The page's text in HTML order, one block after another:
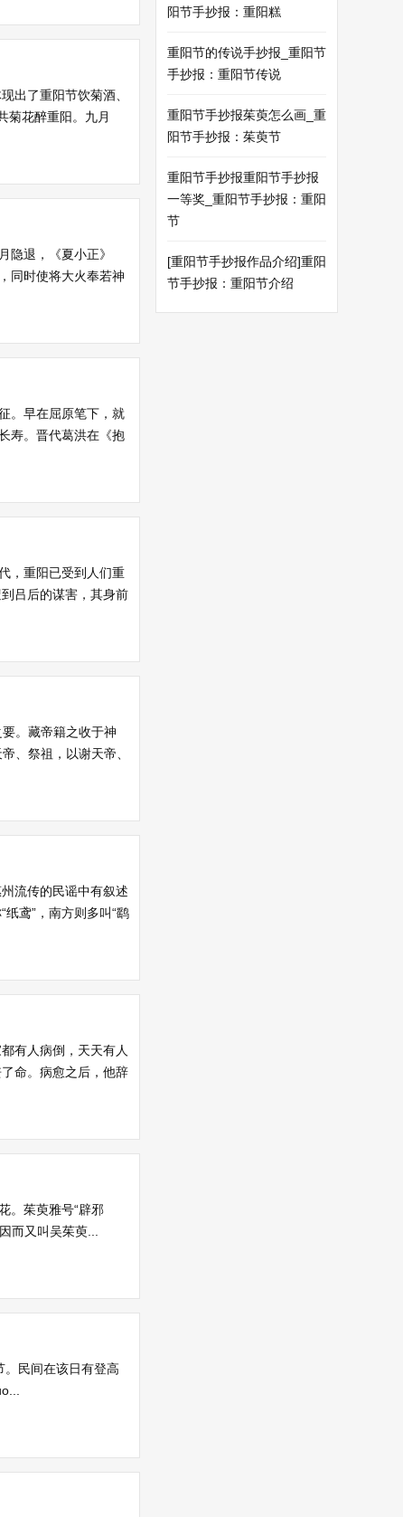
出了重阳节饮菊酒、
菊花醉重阳。九月
隐退，《夏小正》
同时使将大火奉若神
。早在屈原笔下，就
寿。晋代葛洪在《抱
，重阳已受到人们重
吕后的谋害，其身前
。藏帝籍之收于神
、祭祖，以谢天帝、
流传的民谣中有叙述
鸢”，南方则多叫“鹞
有人病倒，天天有人
命。病愈之后，他辞
。茱萸雅号“辟邪
而又叫吴茱萸...
。民间在该日有登高
阳节手抄报：重阳糕
重阳节的传说手抄报_重阳节
手抄报：重阳节传说
重阳节手抄报茱萸怎么画_重
阳节手抄报：茱萸节
重阳节手抄报重阳节手抄报
一等奖_重阳节手抄报：重阳
节
[重阳节手抄报作品介绍]重阳
节手抄报：重阳节介绍